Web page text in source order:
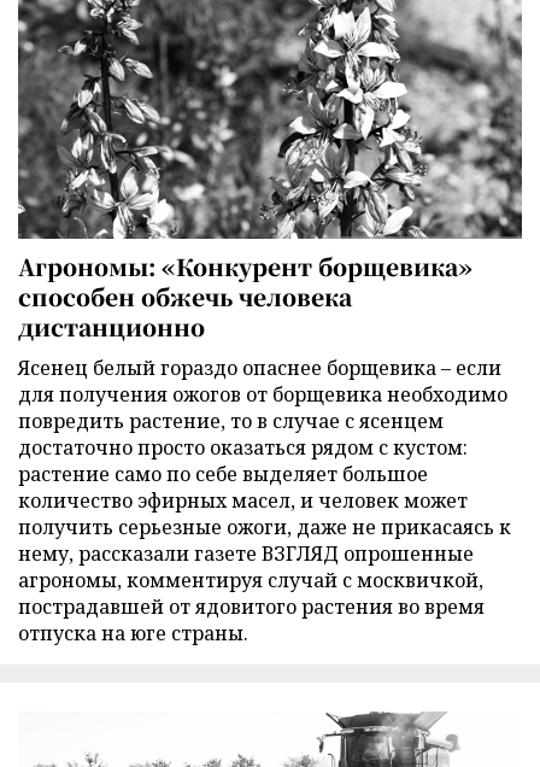
Агрономы: «Конкурент борщевика»
способен обжечь человека
дистанционно
Ясенец белый гораздо опаснее борщевика – если
для получения ожогов от борщевика необходимо
повредить растение, то в случае с ясенцем
достаточно просто оказаться рядом с кустом:
растение само по себе выделяет большое
количество эфирных масел, и человек может
получить серьезные ожоги, даже не прикасаясь к
нему, рассказали газете ВЗГЛЯД опрошенные
агрономы, комментируя случай с москвичкой,
пострадавшей от ядовитого растения во время
отпуска на юге страны.